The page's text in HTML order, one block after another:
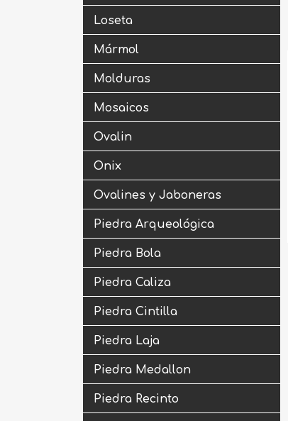
Loseta
Mármol
Molduras
Mosaicos
Ovalin
Onix
Ovalines y Jaboneras
Piedra Arqueológica
Piedra Bola
Piedra Caliza
Piedra Cintilla
Piedra Laja
Piedra Medallon
Piedra Recinto